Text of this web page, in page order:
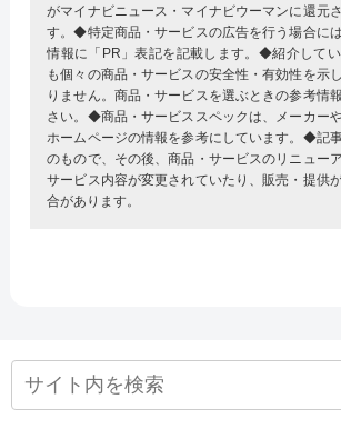
がマイナビニュース・マイナビウーマンに還元
す。◆特定商品・サービスの広告を行う場合に
情報に「PR」表記を記載します。◆紹介して
も個々の商品・サービスの安全性・有効性を示
りません。商品・サービスを選ぶときの参考情
さい。◆商品・サービススペックは、メーカー
ホームページの情報を参考にしています。◆記
のもので、その後、商品・サービスのリニュー
サービス内容が変更されていたり、販売・提供
合があります。